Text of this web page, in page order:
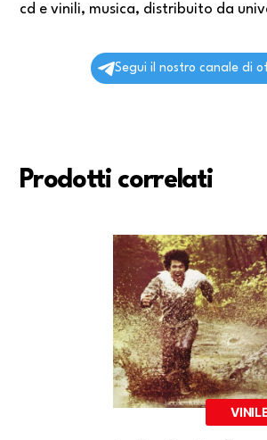
cd e vinili, musica, distribuito da
Segui il nostro canale di
Prodotti correlati